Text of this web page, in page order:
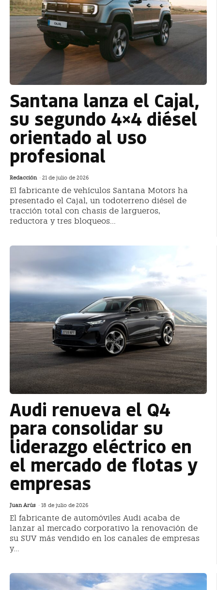
Santana lanza el Cajal,
su segundo 4×4 diésel
orientado al uso
profesional
Redacción - 21 de julio de 2026
El fabricante de vehículos Santana Motors ha
presentado el Cajal, un todoterreno diésel de
tracción total con chasis de largueros,
reductora y tres bloqueos...
Audi renueva el Q4
para consolidar su
liderazgo eléctrico en
el mercado de flotas y
empresas
Juan Arús - 18 de julio de 2026
El fabricante de automóviles Audi acaba de
lanzar al mercado corporativo la renovación de
su SUV más vendido en los canales de empresas
y...